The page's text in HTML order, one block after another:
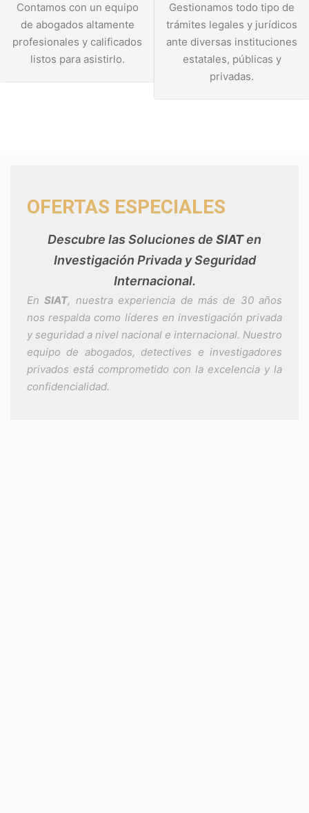
Contamos con un equipo
de abogados altamente
profesionales y calificados
listos para asistirlo.
Gestionamos todo tipo de
trámites legales y jurídicos
ante diversas instituciones
estatales, públicas y
privadas.
OFERTAS ESPECIALES
Descubre las Soluciones de SIATen
Investigación Privada y Seguridad
Internacional.
EnSIAT, nuestra experiencia de más de 30 años
nos respalda como líderes en investigación privada
y seguridad a nivel nacional e internacional. Nuestro
equipo de abogados, detectives e investigadores
privados está comprometido con la excelencia y la
confidencialidad.